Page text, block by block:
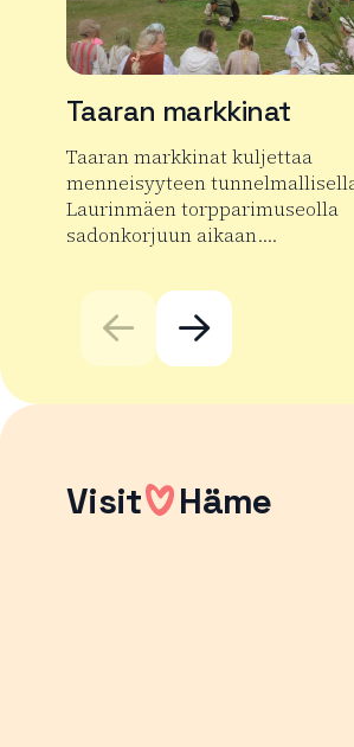
Taaran markkinat
Taaran markkinat kuljettaa
menneisyyteen
Laurinmäen torpparimuseolla
sadonkorjuun aikaan….
Visit Häme